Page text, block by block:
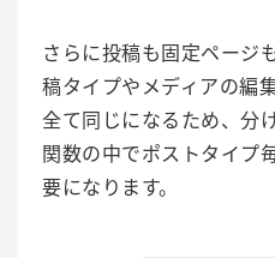
さらに投稿も固定ページ
稿タイプやメディアの編
全て同じ になるため、分
関数の中でポストタイプ
要になります。